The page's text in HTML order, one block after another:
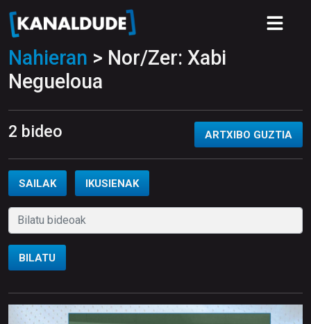
Nahieran > Nor/Zer: Xabi
Negueloua
2 bideo ARTXIBO GUZTIA
SAILAK IKUSIENAK
BILATU